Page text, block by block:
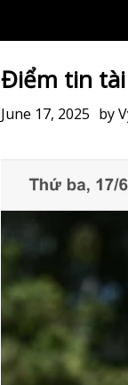
Điểm tin
June 17, 2025 by